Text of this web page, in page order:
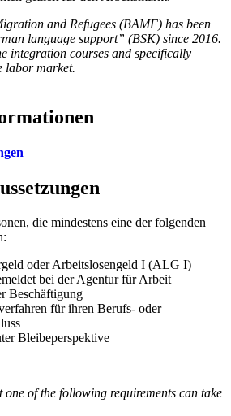
and Refugees (BAMF) has been
language support” (BSK) since 2016.
integration courses and specifically
labor market.
die mindestens eine der folgenden
oder Arbeitslosengeld I (ALG I)
bei der Agentur für Arbeit
Beschäftigung
für ihren Berufs- oder
Bleibeperspektive
one of the following requirements can take